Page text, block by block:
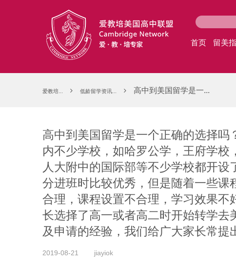
首页 留美
爱教培... 低龄留学资讯... 高中到美国留学是一...
高中到美国留学是一个正确的选择吗
内不少学校，如哈罗公学，王府学
人大附中的国际部等不少学校都开
分进班时比较优秀，但是随着一些课
合理，课程设置不合理，学习效果
长选择了高一或者高二时开始转学
及申请的经验，我们给广大家长常提
2019-08-21 jiayiok